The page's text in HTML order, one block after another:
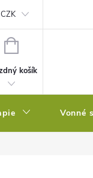
CZK
NÁKUPNÍ
košík
Vonné